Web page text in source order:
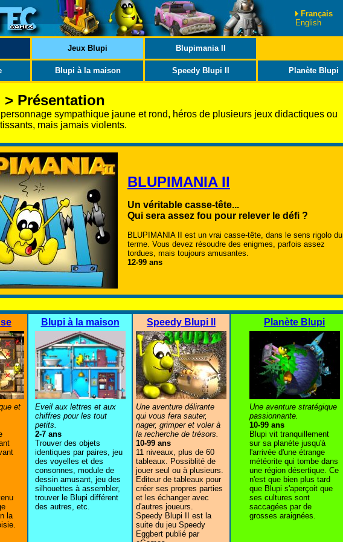
Français
English
Jeux Blupi Blupimania II
Blupi à la maison Speedy Blupi II Planète Blupi
Présentation
sympathique jaune et rond, héros de plusieurs jeux didactiques ou
mais jamais violents.
BLUPIMANIA II
Un véritable casse-tête...
Qui sera assez fou pour relever le défi ?
BLUPIMANIA II est un vrai casse-tête, dans le sens rigolo du
terme. Vous devez résoudre des enigmes, parfois assez
tordues, mais toujours amusantes.
12-99 ans
et
la
Blupi à la maison
Eveil aux lettres et aux
chiffres pour les tout
petits.
2-7 ans
Trouver des objets
identiques par paires, jeu
des voyelles et des
consonnes, module de
dessin amusant, jeu des
silhouettes à assembler,
trouver le Blupi différent
des autres, etc.
Speedy Blupi II
Une aventure délirante
qui vous fera sauter,
nager, grimper et voler à
la recherche de trésors.
10-99 ans
11 niveaux, plus de 60
tableaux. Possiblité de
jouer seul ou à plusieurs.
Editeur de tableaux pour
créer ses propres parties
et les échanger avec
d'autres joueurs.
Speedy Blupi II est la
suite du jeu Speedy
Eggbert publié par
Planète Blupi
Une aventure stratégique
passionnante.
10-99 ans
Blupi vit tranquillement
sur sa planète jusqu'à
l'arrivée d'une étrange
météorite qui tombe dans
une région désertique. Ce
n'est que bien plus tard
que Blupi s'aperçoit que
ses cultures sont
saccagées par de
grosses araignées.